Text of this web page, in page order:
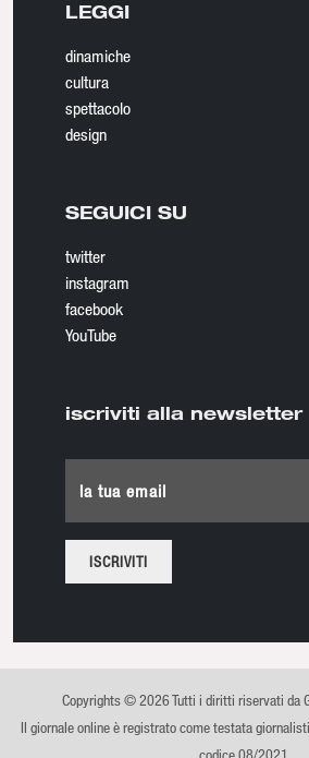
LEGGI
dinamiche
cultura
spettacolo
design
SEGUICI SU
twitter
instagram
facebook
YouTube
iscriviti alla newsletter
la tua email
Copyrights © 2026 Tutti i diritti riservati da
Il giornale online è registrato come testata